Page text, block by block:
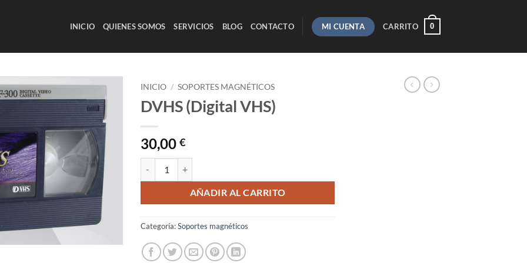
INICIO QUIENES SOMOS SERVICIOS BLOG CONTACTO MI CUENTA CARRITO 0
INICIO / SOPORTES MAGNÉTICOS
DVHS (Digital VHS)
30,00 €
AÑADIR AL CARRITO
Categoría:Soportes magnéticos